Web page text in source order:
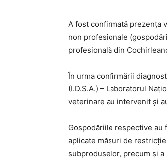
A fost confirmată prezența
non profesionale
profesională din
În urma confirmării
(I.D.S.A.) – Laboratorul
veterinare au intervenit și
Gospodăriile respective au
aplicate măsuri de
subproduselor, precum și